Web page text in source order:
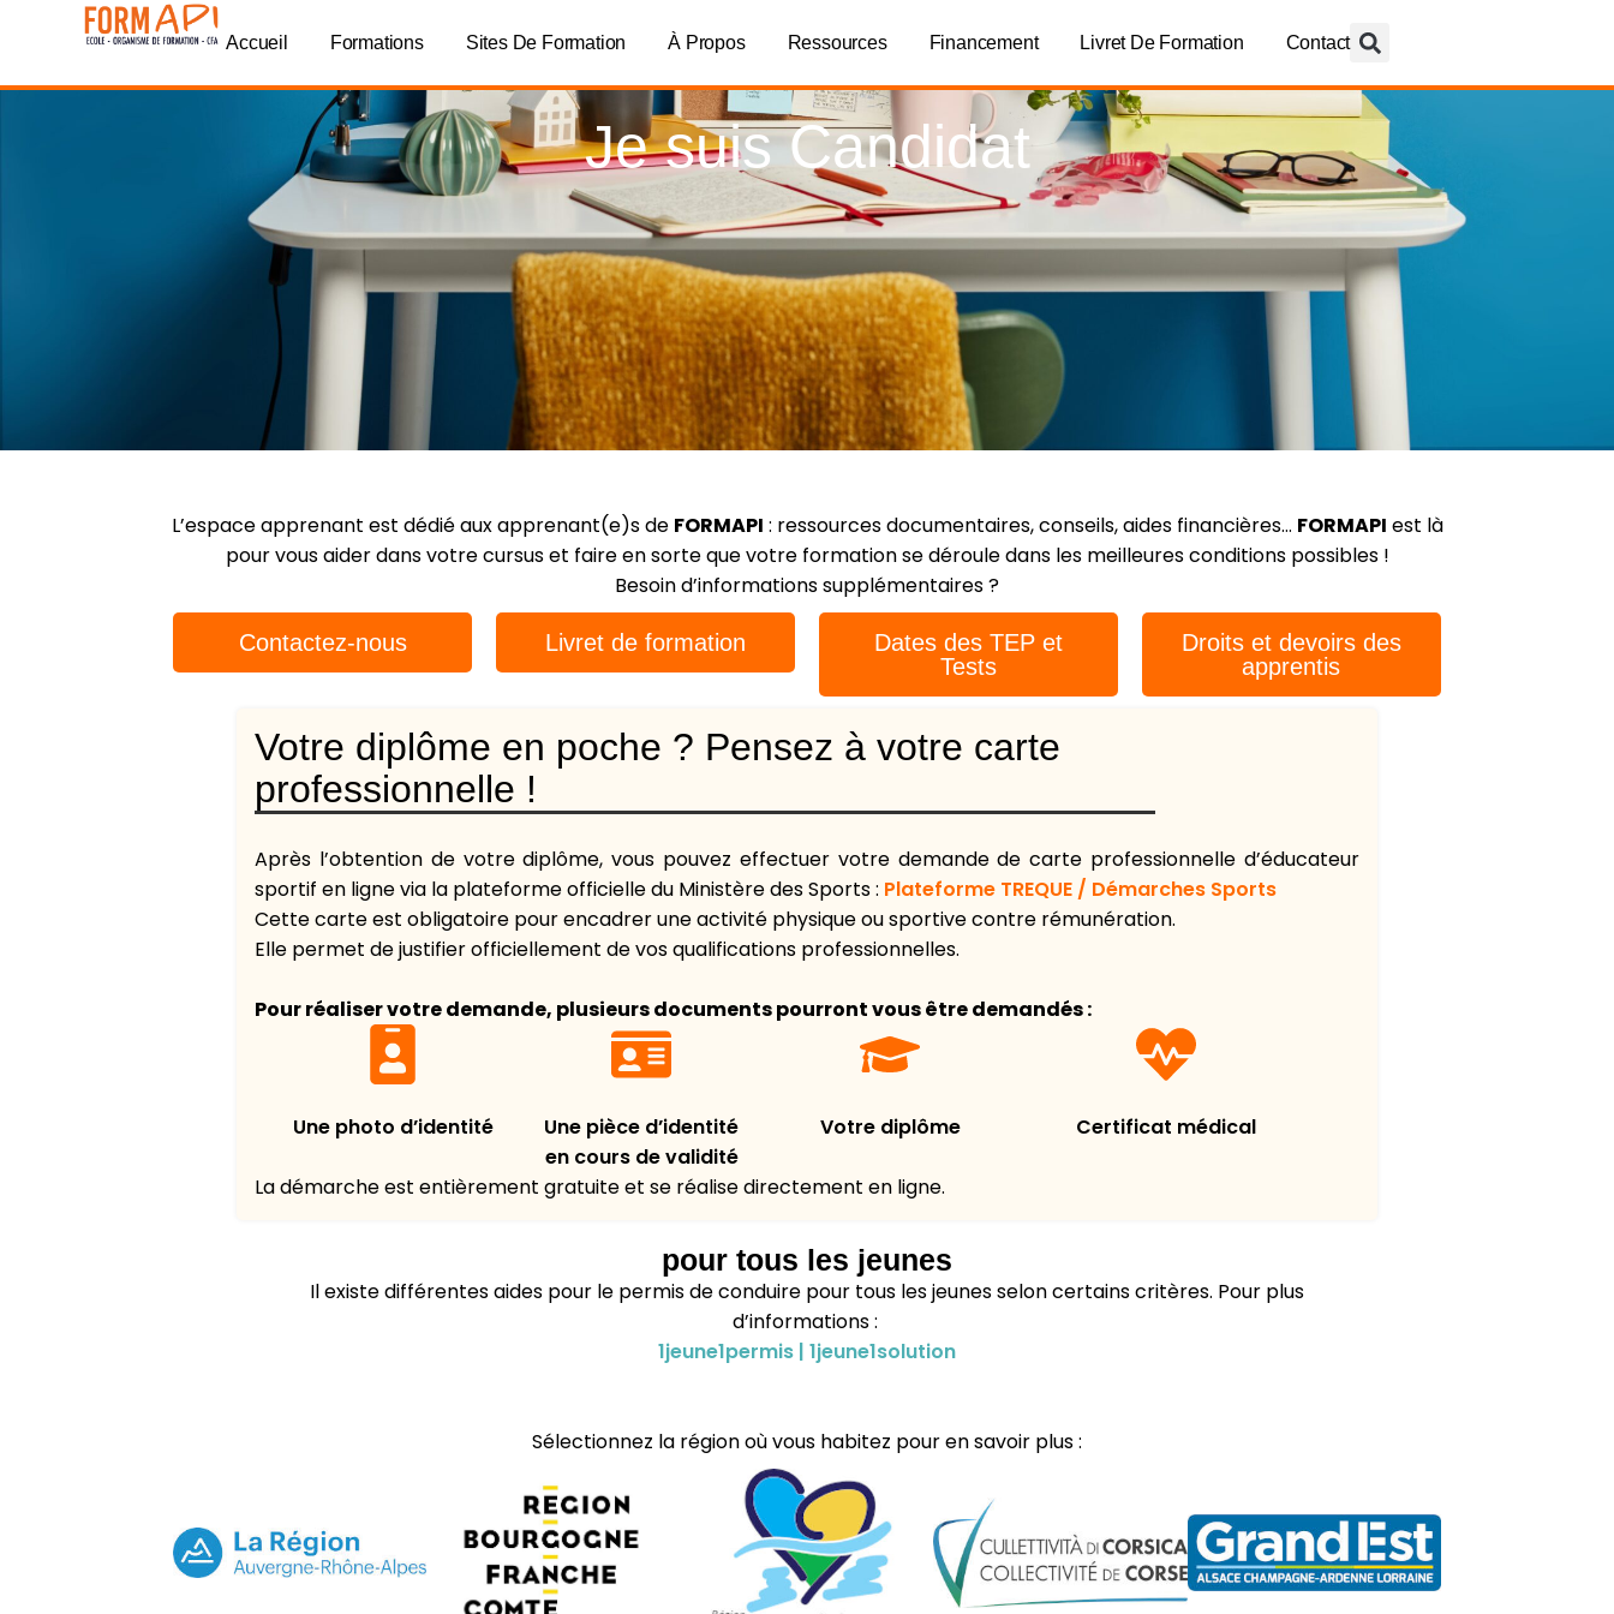
Accueil Formations Sites De Formation À Propos Ressources Financement Livret De Formation Contact
Je suis Candidat
L’espace apprenant est dédié aux apprenant(e)s de FORMAPI : ressources documentaires, conseils, aides financières… FORMAPI est là
pour vous aider dans votre cursus et faire en sorte que votre formation se déroule dans les meilleures conditions possibles !
Besoin d’informations supplémentaires ?
Contactez-nous Livret de formation
Dates des TEP et
Tests
Droits et devoirs des
apprentis
Votre diplôme en poche ? Pensez à votre carte
professionnelle !​
Après l’obtention de votre diplôme, vous pouvez effectuer votre demande de carte professionnelle d’éducateur
sportif en ligne via la plateforme officielle du Ministère des Sports : Plateforme TREQUE / Démarches Sports
Cette carte est obligatoire pour encadrer une activité physique ou sportive contre rémunération.
Elle permet de justifier officiellement de vos qualifications professionnelles.
Pour réaliser votre demande, plusieurs documents pourront vous être demandés :
Une photo d’identité
Une pièce d’identité
en cours de validité
Votre diplôme Certificat médical
La démarche est entièrement gratuite et se réalise directement en ligne.
pour tous les jeunes
Il existe différentes aides pour le permis de conduire pour tous les jeunes selon certains critères. Pour plus
d’informations :
1jeune1permis | 1jeune1solution
Sélectionnez la région où vous habitez pour en savoir plus :
Panneau de gestion des cookies